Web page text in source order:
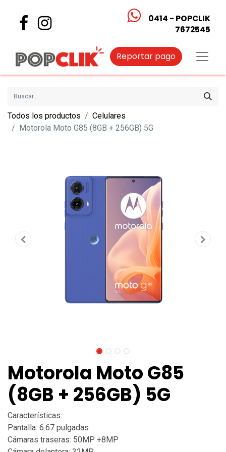
0414 - POPCLIK
7672545
Reportar pago
Todos los productos
Celulares
Motorola Moto G85 (8GB + 256GB) 5G
Motorola Moto G85
(8GB + 256GB) 5G
Características:
Pantalla: 6.67 pulgadas
Cámaras traseras: 50MP +8MP